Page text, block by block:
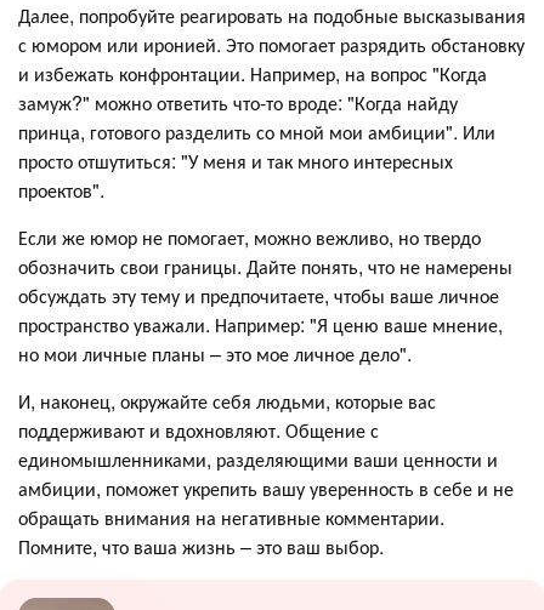
Далее, попробуйте реагировать на подобные высказывания
с юмором или иронией. Это помогает разрядить обстановку
и избежать конфронтации. Например, на вопрос "Когда
замуж?" можно ответить что-то вроде: "Когда найду
принца, готового разделить со мной мои амбиции". Или
просто отшутиться: "У меня и так много интересных
проектов".
Если же юмор не помогает, можно вежливо, но твердо
обозначить свои границы. Дайте понять, что не намерены
обсуждать эту тему и предпочитаете, чтобы ваше личное
пространство уважали. Например: "Я ценю ваше мнение,
но мои личные планы – это мое личное дело".
И, наконец, окружайте себя людьми, которые вас
поддерживают и вдохновляют. Общение с
единомышленниками, разделяющими ваши ценности и
амбиции, поможет укрепить вашу уверенность в себе и не
обращать внимания на негативные комментарии.
Помните, что ваша жизнь – это ваш выбор.